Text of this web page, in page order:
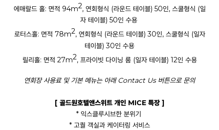
에매랄드 홀: 면적 94m2, 연회형식 (라운드 테이블) 50인, 스쿨형식 (일
자 테이블) 50인 수용
로터스홀: 면적 78m2, 연회형식 (라운드 테이블) 30인, 스쿨형식 (일자
테이블) 30인 수용
릴리홀: 면적 27m2, 프라이빗 다이닝 룸 (일자 테이블) 12인 수용
연회장 사용료 및 기본 메뉴는 아래 Contact Us 버튼으로 문의
[ 골드원호텔앤스위트 개인 MICE 특장 ]
* 익스클루시브한 분위기
* 고퀄 객실과 케이터링 서비스